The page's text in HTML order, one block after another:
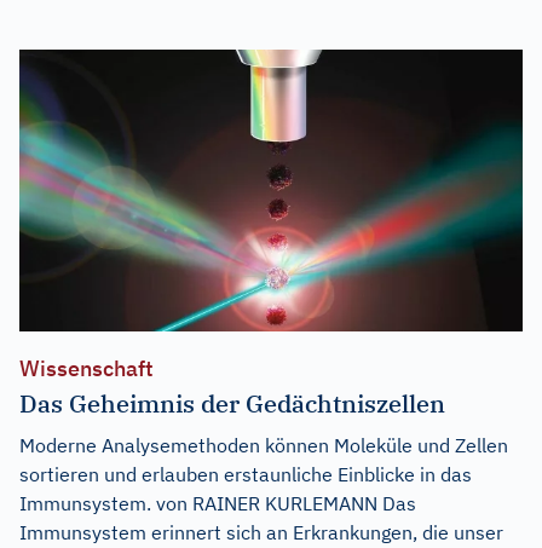
Wissenschaft
Das Geheimnis der Gedächtniszellen
Moderne Analysemethoden können Moleküle und Zellen
sortieren und erlauben erstaunliche Einblicke in das
Immunsystem. von RAINER KURLEMANN Das
Immunsystem erinnert sich an Erkrankungen, die unser